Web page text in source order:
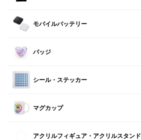
モバイルバッテリー
バッジ
シール・ステッカー
マグカップ
アクリルフィギュア・アクリルスタンド